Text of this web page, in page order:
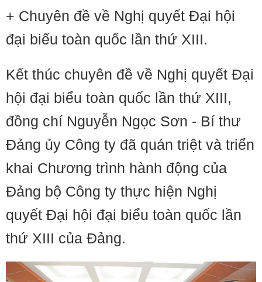
+ Chuyên đề về Nghị quyết Đại hội
đại biểu toàn quốc lần thứ XIII.
Kết thúc chuyên đề về Nghị quyết Đại
hội đại biểu toàn quốc lần thứ XIII,
đồng chí Nguyễn Ngọc Sơn - Bí thư
Đảng ủy Công ty đã quán triệt và triển
khai Chương trình hành động của
Đảng bộ Công ty thực hiện Nghị
quyết Đại hội đại biểu toàn quốc lần
thứ XIII của Đảng.